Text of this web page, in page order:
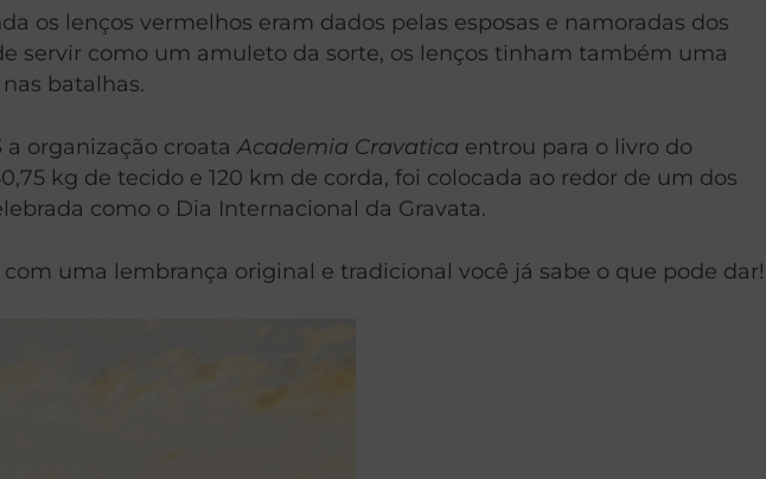
os lenços vermelhos eram dados pelas esposas e namoradas dos
servir como um amuleto da sorte, os lenços tinham também uma
batalhas.
organização croata Academia Cravatica entrou para o livro do
kg de tecido e 120 km de corda, foi colocada ao redor de um dos
como o Dia Internacional da Gravata.
uma lembrança original e tradicional você já sabe o que pode dar!